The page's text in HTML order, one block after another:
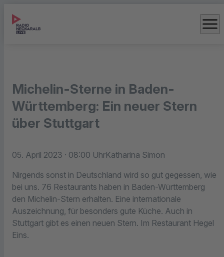
menu
Michelin-Sterne in Baden-
Württemberg: Ein neuer Stern
über Stuttgart
05. April 2023 · 08:00 UhrKatharina Simon
Nirgends sonst in Deutschland wird so gut gegessen, wie
bei uns. 76 Restaurants haben in Baden-Württemberg
den Michelin-Stern erhalten. Eine internationale
Auszeichnung, für besonders gute Küche. Auch in
Stuttgart gibt es einen neuen Stern. Im Restaurant Hegel
Eins.